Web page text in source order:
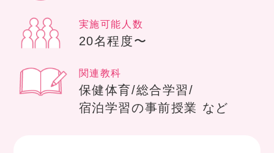
実施可能人数
20名程度〜
関連教科
保健体育/総合学習/
宿泊学習の事前授業 など